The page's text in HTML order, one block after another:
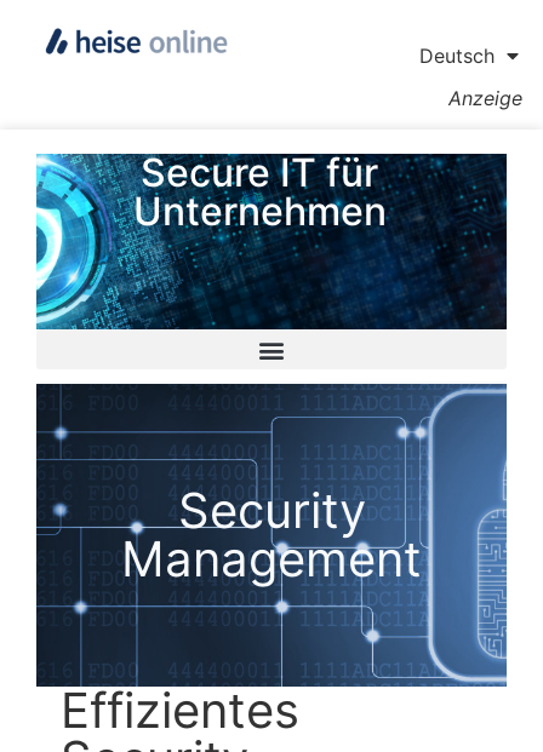
Deutsch
Anzeige
Secure IT für
Unternehmen
Security
Management
Effizientes